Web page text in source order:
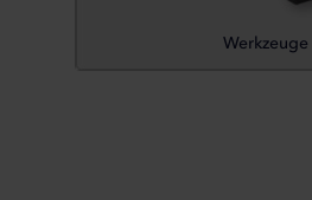
Werkzeuge